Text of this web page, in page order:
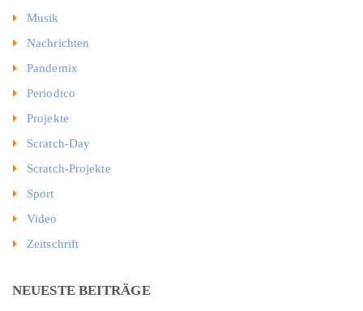
Musik
Nachrichten
Pandemix
Periodico
Projekte
Scratch-Day
Scratch-Projekte
Sport
Video
Zeitschrift
NEUESTE BEITRÄGE